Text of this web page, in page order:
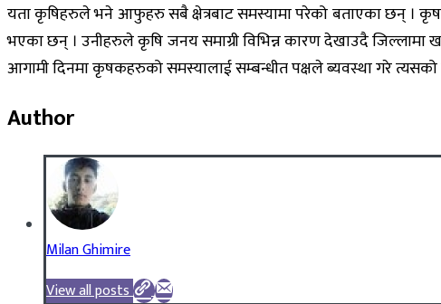
यता कृषिहरुले भने आफुहरु सबै क्षेत्रबाट समस्यामा परेको बताएका छन् ।
भएका छन् । उनीहरुले कृषि जनय समाग्री विभिन्न कारण देखाउदै
आगामी दिनमा कृषकहरुको समस्यालाई सम्बन्धीत पक्षले ब्यवस्था गरे त्यसको
Author
Milan Ghimire
View all posts